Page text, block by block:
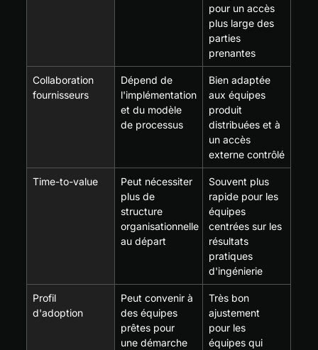
pour un accès
plus large des
parties
prenantes
Collaboration
fournisseurs
Dépend de
l'implémentation
et du modèle
de processus
Bien adaptée
aux équipes
produit
distribuées et à
un accès
externe contrôlé
Time-to-value
Peut nécessiter
plus de
structure
organisationnelle
au départ
Souvent plus
rapide pour les
équipes
centrées sur les
résultats
pratiques
d'ingénierie
Profil
d'adoption
Peut convenir à
des équipes
prêtes pour
une démarche
Très bon
ajustement
pour les
équipes qui